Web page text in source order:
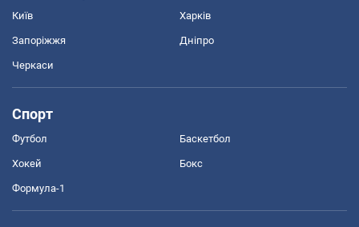
Київ Харків
Запоріжжя Дніпро
Черкаси
Спорт
Футбол Баскетбол
Хокей Бокс
Формула-1